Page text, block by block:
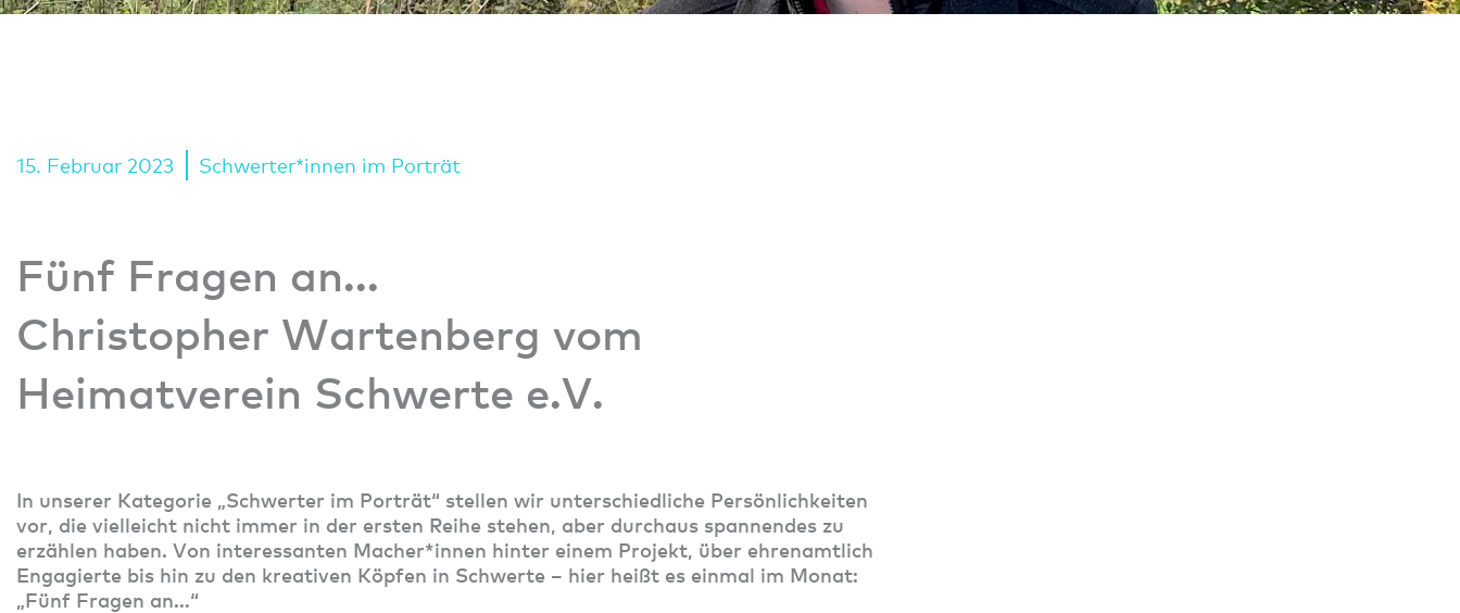
15. Februar 2023 Schwerter*innen im Porträt
Fünf Fragen an…
Christopher Wartenberg vom
Heimatverein Schwerte e.V.
In unserer Kategorie „Schwerter im Porträt“ stellen wir unterschiedliche Persönlichkeiten
vor, die vielleicht nicht immer in der ersten Reihe stehen, aber durchaus spannendes zu
erzählen haben. Von interessanten Macher*innen hinter einem Projekt, über ehrenamtlich
Engagierte bis hin zu den kreativen Köpfen in Schwerte – hier heißt es einmal im Monat:
„Fünf Fragen an…“